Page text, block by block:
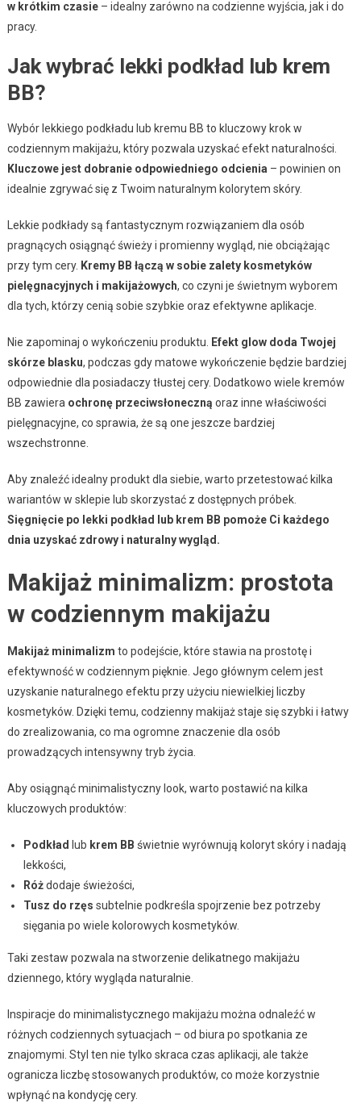
w krótkim czasie– idealny zarówno na codzienne wyjścia, jak i do
pracy.
Jak wybrać lekki podkład lub krem
BB?
Wybór lekkiego podkładu lub kremu BB to kluczowy krok w
codziennym makijażu, który pozwala uzyskać efekt naturalności.
Kluczowe jest dobranie odpowiedniego odcienia – powinien on
idealnie zgrywać się z Twoim naturalnym kolorytem skóry.
Lekkie podkłady są fantastycznym rozwiązaniem dla osób
pragnących osiągnąć świeży i promienny wygląd, nie obciążając
przy tym cery. Kremy BB łączą w sobie zalety kosmetyków
pielęgnacyjnych i makijażowych, co czyni je świetnym wyborem
dla tych, którzy cenią sobie szybkie oraz efektywne aplikacje.
Nie zapominaj o wykończeniu produktu.
Efekt glow doda Twojej
skórze blasku, podczas gdy matowe wykończenie będzie bardziej
odpowiednie dla posiadaczy tłustej cery. Dodatkowo wiele kremów
BB zawiera ochronę przeciwsłoneczną oraz inne właściwości
pielęgnacyjne, co sprawia, że są one jeszcze bardziej
wszechstronne.
Aby znaleźć idealny produkt dla siebie, warto przetestować kilka
wariantów w sklepie lub skorzystać z dostępnych próbek.
Sięgnięcie po lekki podkład lub krem BB pomoże Ci każdego
dnia uzyskać zdrowy i naturalny wygląd.
Makijaż minimalizm: prostota
w codziennym makijażu
Makijaż minimalizm to podejście, które stawia na prostotę i
efektywność w codziennym pięknie. Jego głównym celem jest
uzyskanie naturalnego efektu przy użyciu niewielkiej liczby
kosmetyków. Dzięki temu, codzienny makijaż staje się szybki i łatwy
do zrealizowania, co ma ogromne znaczenie dla osób
prowadzących intensywny tryb życia.
Aby osiągnąć minimalistyczny look, warto postawić na kilka
kluczowych produktów:
Podkład lub krem BB świetnie wyrównują koloryt skóry i nadają
lekkości,
Różdodaje świeżości,
Tusz do rzęs subtelnie podkreśla spojrzenie bez potrzeby
sięgania po wiele kolorowych kosmetyków.
Taki zestaw pozwala na stworzenie delikatnego makijażu
dziennego, który wygląda naturalnie.
Inspiracje do minimalistycznego makijażu można odnaleźć w
różnych codziennych sytuacjach – od biura po spotkania ze
znajomymi. Styl ten nie tylko skraca czas aplikacji, ale także
ogranicza liczbę stosowanych produktów, co może korzystnie
wpłynąć na kondycję cery.